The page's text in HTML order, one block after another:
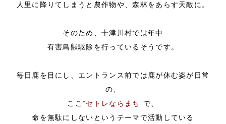
人里に降りてしまうと農作物や、森林をあらす天敵に。
そのため、十津川村では年中
有害鳥獣駆除を行っているそうです。
毎日鹿を目にし、エントランス前では鹿が休む姿が日常
の、
ここ”セトレならまち”で、
命を無駄にしないというテーマで活動している